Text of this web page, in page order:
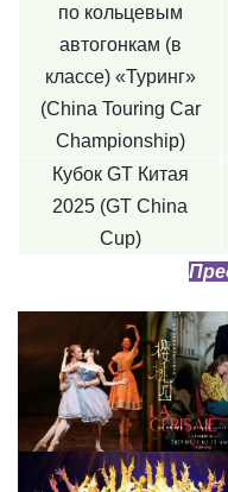
по кольцевым
автогонкам (в
классе) «Туринг»
(China Touring Car
Championship)
Кубок GT Китая
2025 (GT China
Cup)